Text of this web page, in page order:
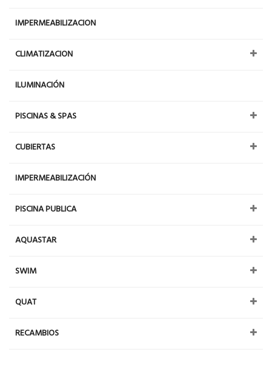
IMPERMEABILIZACION
CLIMATIZACION
ILUMINACIÓN
PISCINAS & SPAS
CUBIERTAS
IMPERMEABILIZACIÓN
PISCINA PUBLICA
AQUASTAR
SWIM
QUAT
RECAMBIOS